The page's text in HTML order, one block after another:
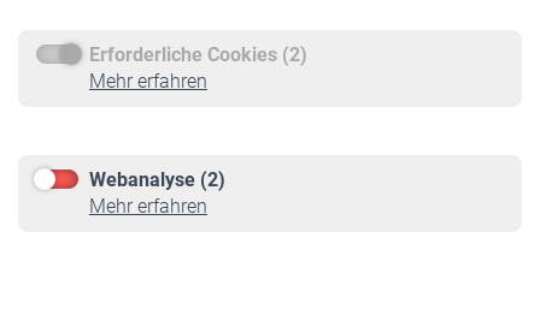
Erforderliche Cookies (2)
Mehr erfahren
Webanalyse (2)
Mehr erfahren
Service
Informationen
Online-Rechner
VBLnewsletter